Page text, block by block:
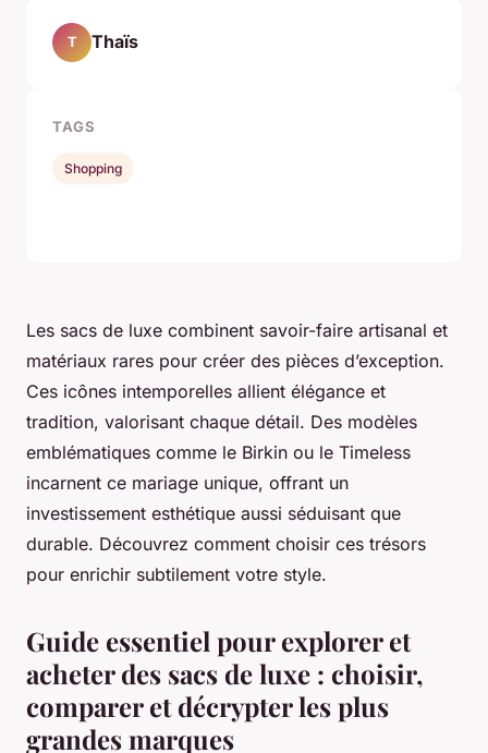
Les sacs de luxe combinent savoir-faire artisanal et
matériaux rares pour créer des pièces d’exception.
Ces icônes intemporelles allient élégance et
tradition, valorisant chaque détail. Des modèles
emblématiques comme le Birkin ou le Timeless
incarnent ce mariage unique, offrant un
investissement esthétique aussi séduisant que
durable. Découvrez comment choisir ces trésors
pour enrichir subtilement votre style.
Guide essentiel pour explorer et
acheter des sacs de luxe : choisir,
comparer et décrypter les plus
grandes marques
T Thaïs
TAGS
Shopping